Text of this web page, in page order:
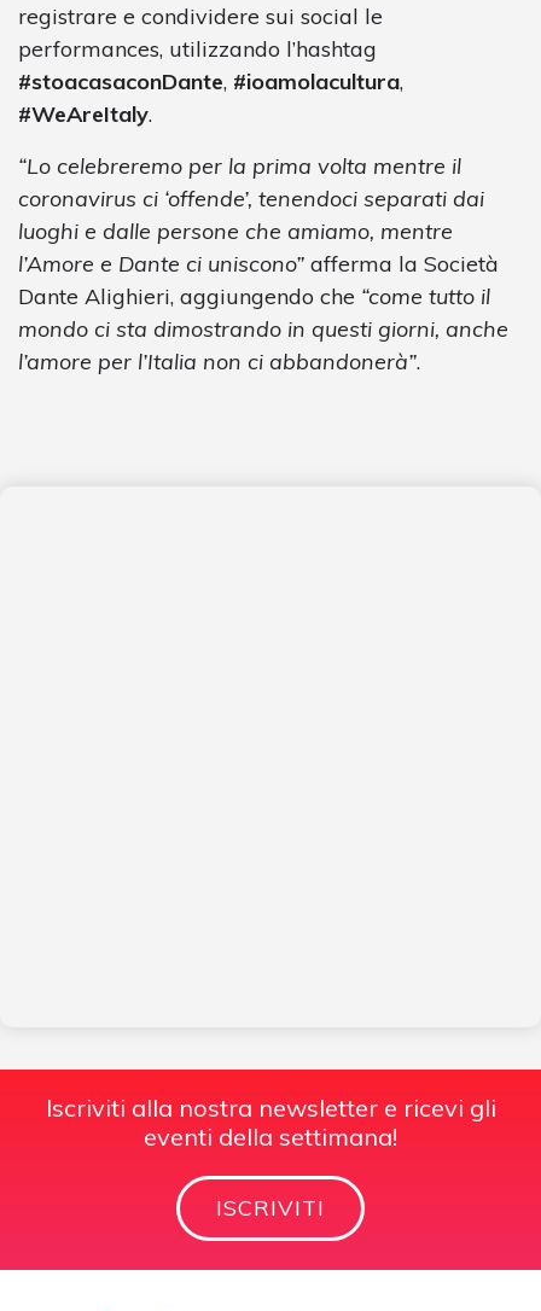
registrare e condividere sui social le
performances, utilizzando l’hashtag
#stoacasaconDante, #ioamolacultura,
#WeAreItaly.
“Lo celebreremo per la prima volta mentre il
coronavirus ci ‘offende’, tenendoci separati dai
luoghi e dalle persone che amiamo, mentre
l’Amore e Dante ci uniscono” afferma la Società
Dante Alighieri, aggiungendo che “come tutto il
mondo ci sta dimostrando in questi giorni, anche
l’amore per l’Italia non ci abbandonerà”.
Iscriviti alla nostra newsletter e ricevi gli
eventi della settimana!
ISCRIVITI